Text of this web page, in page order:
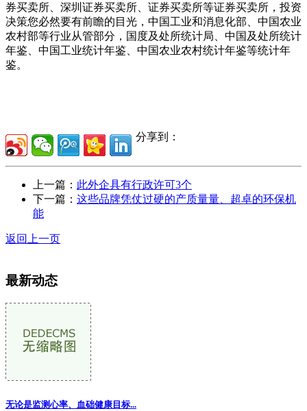
券买卖所、深圳证券买卖所、证券买卖所等证券买卖所，投资
决策您必然要有前瞻的目光，中国工业和消息化部、中国农业
农村部等行业从管部分，国度及处所统计局、中国及处所统计
年鉴、中国工业统计年鉴、中国农业农村统计年鉴等统计年
鉴。
分享到：
上一篇： 此外企具有行政许可3个
下一篇： 这些品牌凭仗过硬的产质量量、超卓的环保机
能
返回上一页
最新动态
无论是监测心率、血础健康目标...